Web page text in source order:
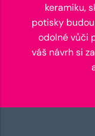
keramiku,
potisky
odolné vůči
váš návrh si